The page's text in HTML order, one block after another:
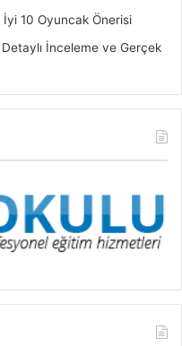
İyi 10 Oyuncak Önerisi
İnceleme ve Gerçek